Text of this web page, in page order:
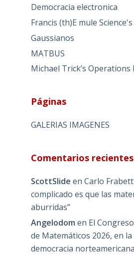
Democracia electronica
Francis (th)E mule
Gaussianos
MATBUS
Michael Trick’s Operations
Páginas
GALERIAS IMAGENES
Comentarios recientes
ScottSlide en Carlo
complicado es que las
aburridas”
Angelodom en El
de Matemáticos 2026, en la
democracia norteamericana